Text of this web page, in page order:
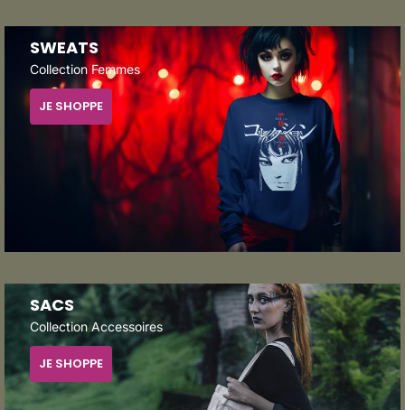
SWEATS
Collection Femmes
JE SHOPPE
SACS
Collection Accessoires
JE SHOPPE